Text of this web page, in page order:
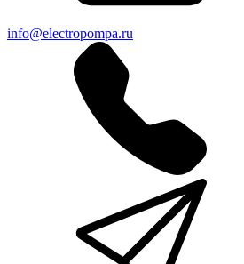
info@electropompa.ru